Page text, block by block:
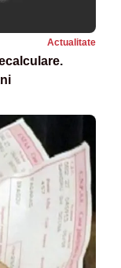
Actualitate